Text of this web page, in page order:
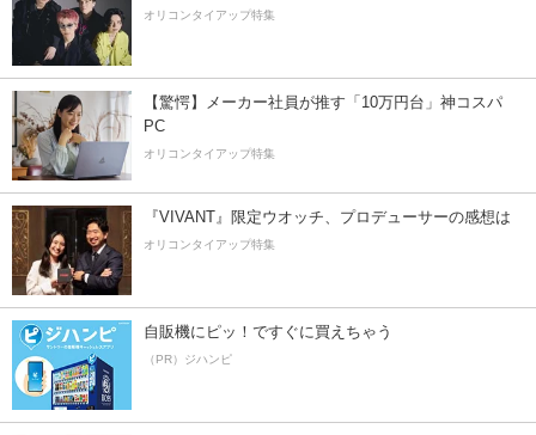
オリコンタイアップ特集
【驚愕】メーカー社員が推す「10万円台」神コスパ
PC
オリコンタイアップ特集
『VIVANT』限定ウオッチ、プロデューサーの感想は
オリコンタイアップ特集
自販機にピッ！ですぐに買えちゃう
（PR）ジハンピ